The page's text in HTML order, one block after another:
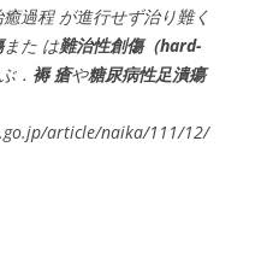
過程 が進行せず治り難く
また は難治性創傷（hard-
． 褥 瘡や糖尿病性足潰瘍
article/naika/111/12/